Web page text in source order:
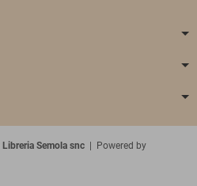
Libreria Semola snc | Powered by